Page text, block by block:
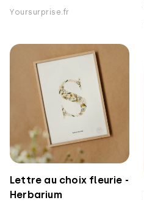
Yoursurprise.fr
Lettre au choix fleurie -
Herbarium